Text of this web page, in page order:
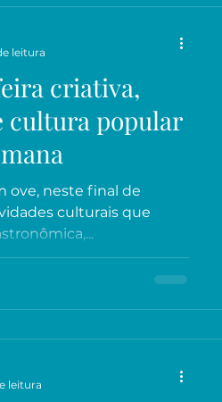
criativa,
cultura popular
ove, neste final de
culturais que
leitura
leitura